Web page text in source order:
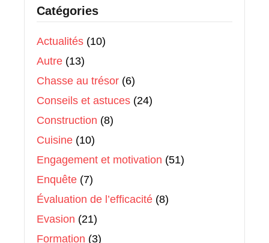
Catégories
Actualités (10)
Autre (13)
Chasse au trésor (6)
Conseils et astuces (24)
Construction (8)
Cuisine (10)
Engagement et motivation (51)
Enquête (7)
Évaluation de l’efficacité (8)
Evasion (21)
Formation (3)